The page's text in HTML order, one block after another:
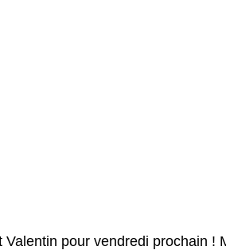
pour vendredi prochain !